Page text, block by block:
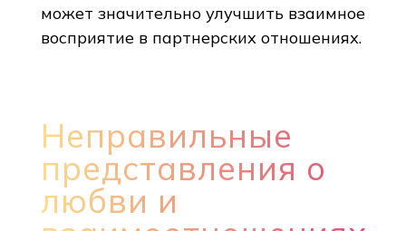
может значительно улучшить взаимное
восприятие в партнерских отношениях.
Неправильные
представления о
любви и